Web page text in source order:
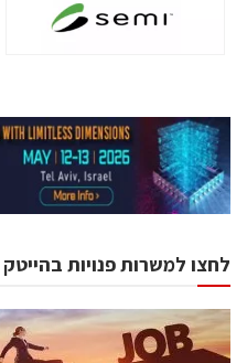
לחצו למשרות פנויות בהייטק